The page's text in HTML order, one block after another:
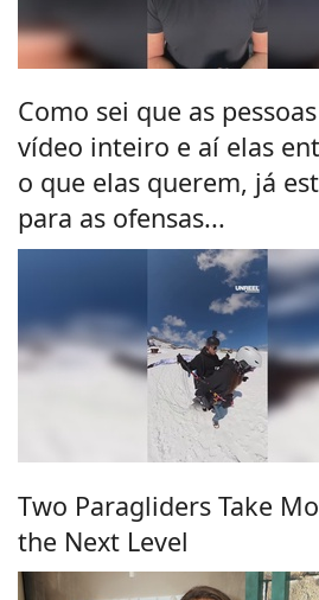
Como sei que as
vídeo inteiro e aí elas
o que elas querem, já
para as ofensas...
Two Paragliders Take
the Next Level